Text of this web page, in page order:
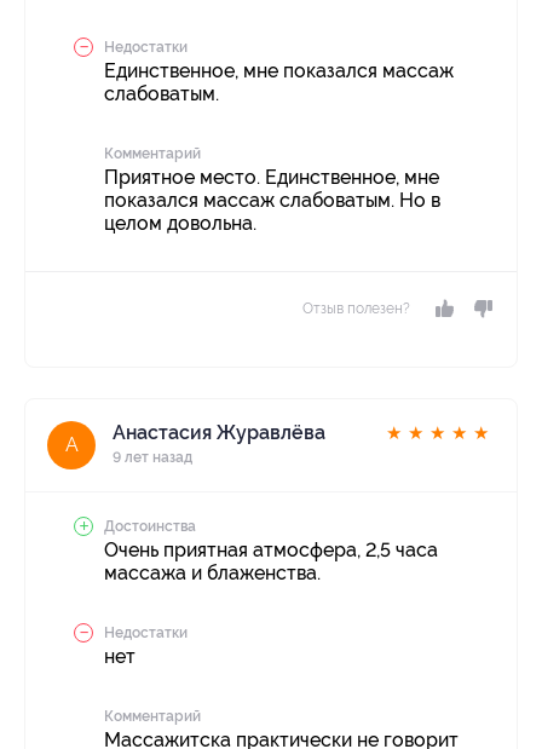
Недостатки
Единственное, мне показался массаж
слабоватым.
Комментарий
Приятное место. Единственное, мне
показался массаж слабоватым. Но в
целом довольна.
Отзыв полезен?
А
Анастасия Журавлёва
9 лет назад
★ ★ ★ ★ ★
Достоинства
Очень приятная атмосфера, 2,5 часа
массажа и блаженства.
Недостатки
нет
Комментарий
Массажитска практически не говорит